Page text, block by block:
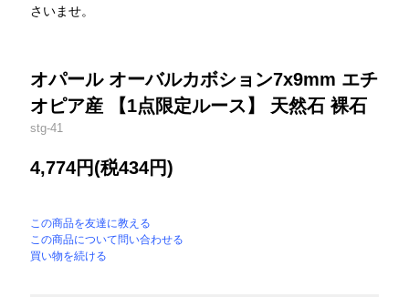
さいませ。
オパール オーバルカボション7x9mm エチ
オピア産 【1点限定ルース】 天然石 裸石
stg-41
4,774円(税434円)
この商品を友達に教える
この商品について問い合わせる
買い物を続ける